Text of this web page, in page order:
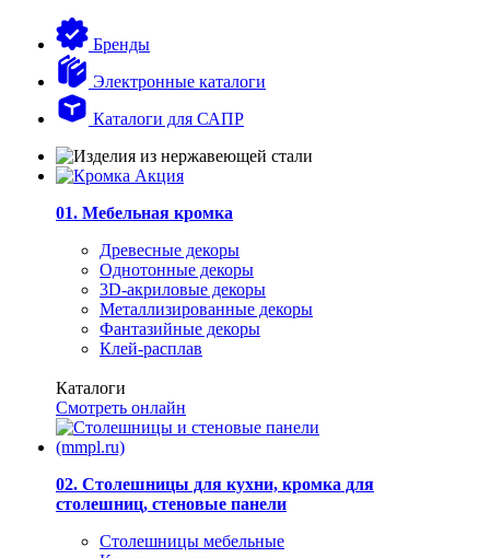
Бренды
Электронные каталоги
Каталоги для САПР
01. Мебельная кромка
Древесные декоры
Однотонные декоры
3D-акриловые декоры
Металлизированные декоры
Фантазийные декоры
Клей-расплав
Каталоги
Смотреть онлайн
02. Столешницы для кухни, кромка для
столешниц, стеновые панели
Столешницы мебельные